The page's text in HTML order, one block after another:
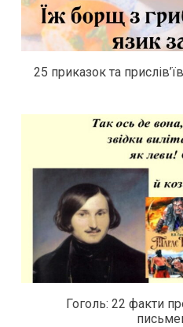
25 приказок та
Гоголь: 22 факти